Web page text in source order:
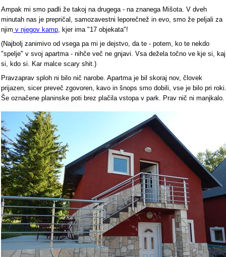
Ampak mi smo padli že takoj na drugega - na znanega Mišota. V dveh
minutah nas je prepričal, samozavestni leporečnež in evo, smo že peljali za
njim v njegov kamp, kjer ima "17 objekata"!
(Najbolj zanimivo od vsega pa mi je dejstvo, da te - potem, ko te nekdo
"spelje" v svoj apartma - nihče več ne gnjavi. Vsa dežela točno ve kje si, kaj
si, kdo si. Kar malce scary shit.)
Pravzaprav sploh ni bilo nič narobe. Apartma je bil skoraj nov, človek
prijazen, sicer preveč zgovoren, kavo in šnops smo dobili, vse je bilo pri roki.
Še označene planinske poti brez plačila vstopa v park. Prav nič ni manjkalo.